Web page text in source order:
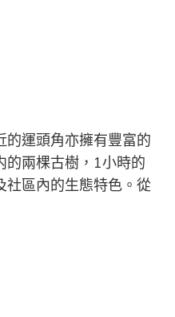
的運頭角亦擁有豐富的
兩棵古樹， 1小時的
區內的生態特色。 從